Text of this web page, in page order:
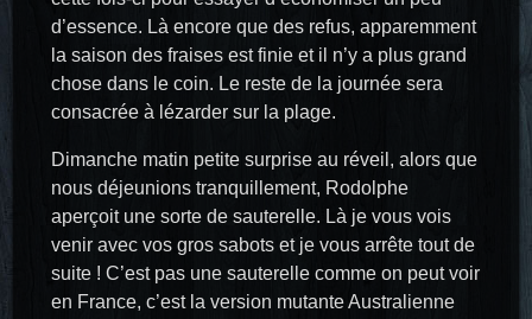
d’essence. Là encore que des refus, apparemment
la saison des fraises est finie et il n’y a plus grand
chose dans le coin. Le reste de la journée sera
consacrée à lézarder sur la plage.
Dimanche matin petite surprise au réveil, alors que
nous déjeunions tranquillement, Rodolphe
aperçoit une sorte de sauterelle. Là je vous vois
venir avec vos gros sabots et je vous arrête tout de
suite ! C’est pas une sauterelle comme on peut voir
en France, c’est la version mutante Australienne